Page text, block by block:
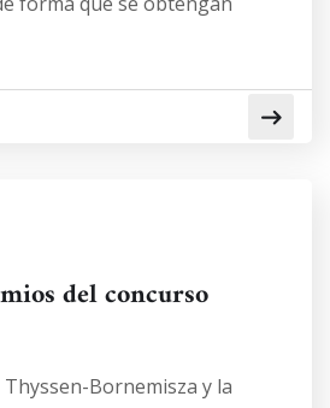
del concurso
Bornemisza y la